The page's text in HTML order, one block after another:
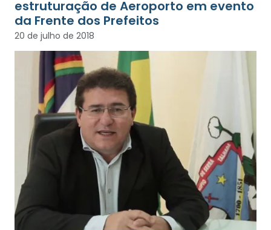
estruturação de Aeroporto em evento
da Frente dos Prefeitos
20 de julho de 2018